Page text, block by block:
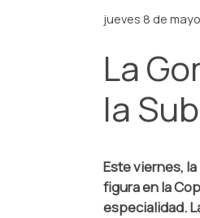
jueves 8 de
La
la
Este viernes,
figura en la
especialidad.